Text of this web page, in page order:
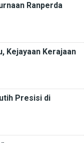
Ranperda
Kejayaan Kerajaan
Presisi di